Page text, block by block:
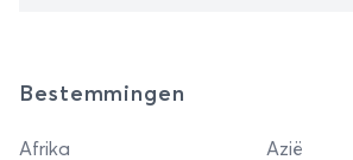
Bestemmingen
Afrika
Azië